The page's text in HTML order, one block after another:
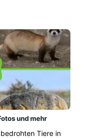
und mehr
Tiere in